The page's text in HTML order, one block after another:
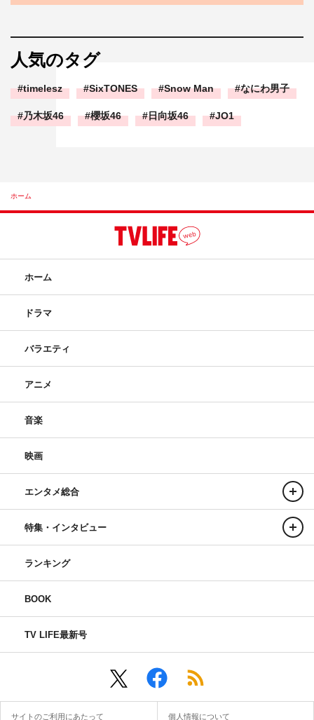
人気のタグ
timelesz SixTONES Snow Man なにわ男子
乃木坂46 櫻坂46 日向坂46 JO1
ホーム
ホーム
ドラマ
バラエティ
アニメ
音楽
映画
エンタメ総合
特集・インタビュー
ランキング
BOOK
TV LIFE最新号
サイトのご利用にあたって 個人情報について